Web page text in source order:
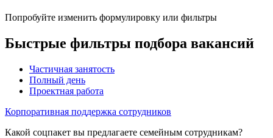
Попробуйте изменить формулировку или фильтры
Быстрые фильтры подбора вакансий
Частичная занятость
Полный день
Проектная работа
Корпоративная поддержка сотрудников
Какой соцпакет вы предлагаете семейным сотрудникам?